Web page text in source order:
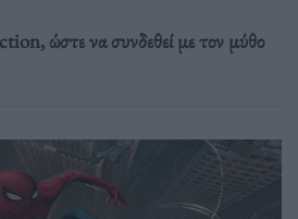
ώστε να συνδεθεί με τον μύθο